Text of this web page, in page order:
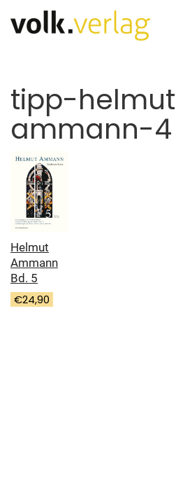
tipp-
ammann-4
Helmut
Ammann
Bd. 5
€24,90